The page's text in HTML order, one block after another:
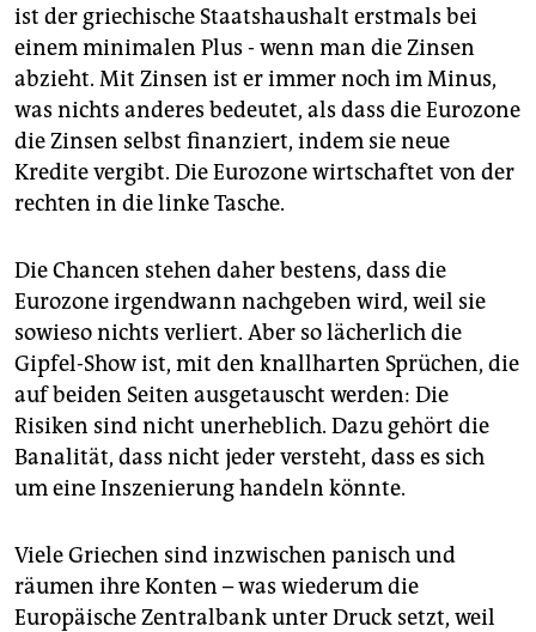
ist der griechische Staatshaushalt erstmals bei
einem minimalen Plus - wenn man die Zinsen
abzieht. Mit Zinsen ist er immer noch im Minus,
was nichts anderes bedeutet, als dass die Eurozone
die Zinsen selbst finanziert, indem sie neue
Kredite vergibt. Die Eurozone wirtschaftet von der
rechten in die linke Tasche.
Die Chancen stehen daher bestens, dass die
Eurozone irgendwann nachgeben wird, weil sie
sowieso nichts verliert. Aber so lächerlich die
Gipfel-Show ist, mit den knallharten Sprüchen, die
auf beiden Seiten ausgetauscht werden: Die
Risiken sind nicht unerheblich. Dazu gehört die
Banalität, dass nicht jeder versteht, dass es sich
um eine Inszenierung handeln könnte.
Viele Griechen sind inzwischen panisch und
räumen ihre Konten – was wiederum die
Europäische Zentralbank unter Druck setzt, weil